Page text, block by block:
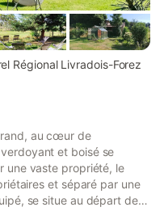
plus...
Régional Livradois-Forez
au cœur de
et boisé se
une vaste propriété, le
et séparé par une
se situe au départ de